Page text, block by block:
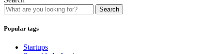
Search
Popular tags
Startups